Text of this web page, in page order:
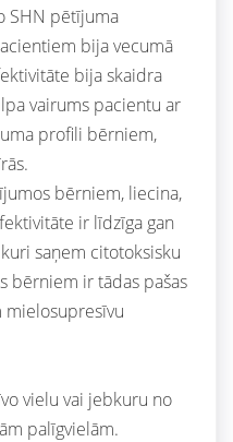
SHN pētījuma
bija vecumā
bija skaidra
vairums pacientu ar
profili bērniem,
bērniem, liecina,
ir līdzīga gan
saņem citotoksisku
bērniem ir tādas pašas
mielosupresīvu
vielu vai jebkuru no
palīgvielām.